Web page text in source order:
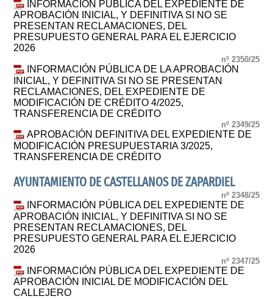
INFORMACIÓN PÚBLICA DEL EXPEDIENTE DE
APROBACIÓN INICIAL, Y DEFINITIVA SI NO SE
PRESENTAN RECLAMACIONES, DEL
PRESUPUESTO GENERAL PARA EL EJERCICIO
2026
nº 2350/25
INFORMACIÓN PÚBLICA DE LA APROBACIÓN
INICIAL, Y DEFINITIVA SI NO SE PRESENTAN
RECLAMACIONES, DEL EXPEDIENTE DE
MODIFICACIÓN DE CRÉDITO 4/2025,
TRANSFERENCIA DE CRÉDITO
nº 2349/25
APROBACIÓN DEFINITIVA DEL EXPEDIENTE DE
MODIFICACIÓN PRESUPUESTARIA 3/2025,
TRANSFERENCIA DE CRÉDITO
AYUNTAMIENTO DE CASTELLANOS DE ZAPARDIEL
nº 2348/25
INFORMACIÓN PÚBLICA DEL EXPEDIENTE DE
APROBACIÓN INICIAL, Y DEFINITIVA SI NO SE
PRESENTAN RECLAMACIONES, DEL
PRESUPUESTO GENERAL PARA EL EJERCICIO
2026
nº 2347/25
INFORMACIÓN PÚBLICA DEL EXPEDIENTE DE
APROBACIÓN INICIAL DE MODIFICACIÓN DEL
CALLEJERO